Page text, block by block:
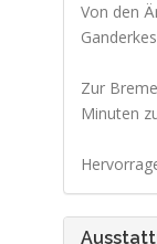
Von den
Zur
Minuten